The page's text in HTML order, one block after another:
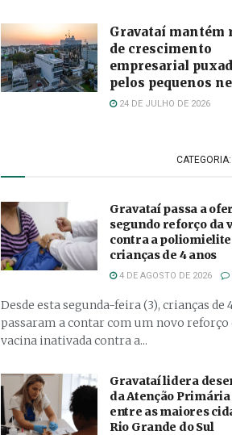
Gravataí mantém
de crescimento
empresarial
pelos pequenos
24 DE JULHO DE 2026
CATEGORIA:
Gravataí passa a
segundo reforço da
contra a
crianças de 4 anos
4 DE AGOSTO DE 2026
Desde esta segunda-feira (3), crianças de
passaram a contar com um novo reforço
vacina inativada contra a...
Gravataí lidera
da Atenção Primária
entre as maiores
Rio Grande do Sul